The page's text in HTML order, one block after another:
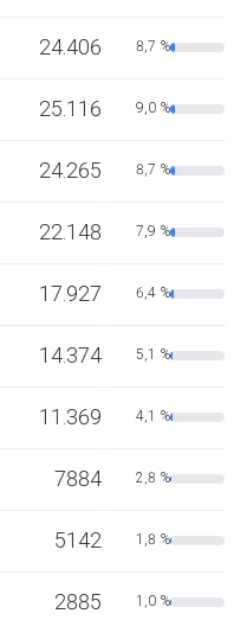
24.406 8,7 %
25.116 9,0 %
24.265 8,7 %
22.148 7,9 %
17.927 6,4 %
14.374 5,1 %
11.369 4,1 %
7884 2,8 %
5142 1,8 %
2885 1,0 %